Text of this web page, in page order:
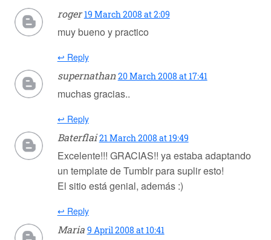
roger 19 March 2008 at 2:09
muy bueno y practico
↩ Reply
supernathan 20 March 2008 at 17:41
muchas gracias..
↩ Reply
Baterflai 21 March 2008 at 19:49
Excelente!!! GRACIAS!! ya estaba adaptando
un template de Tumblr para suplir esto!
El sitio está genial, además :)
↩ Reply
Maria 9 April 2008 at 10:41